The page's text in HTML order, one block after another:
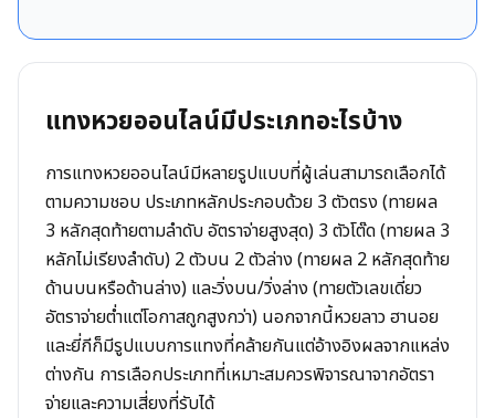
แทงหวยออนไลน์มีประเภทอะไรบ้าง
การแทงหวยออนไลน์มีหลายรูปแบบที่ผู้เล่นสามารถเลือกได้
ตามความชอบ ประเภทหลักประกอบด้วย 3 ตัวตรง (ทายผล
3 หลักสุดท้ายตามลำดับ อัตราจ่ายสูงสุด) 3 ตัวโต๊ด (ทายผล 3
หลักไม่เรียงลำดับ) 2 ตัวบน 2 ตัวล่าง (ทายผล 2 หลักสุดท้าย
ด้านบนหรือด้านล่าง) และวิ่งบน/วิ่งล่าง (ทายตัวเลขเดี่ยว
อัตราจ่ายต่ำแต่โอกาสถูกสูงกว่า) นอกจากนี้หวยลาว ฮานอย
และยี่กีก็มีรูปแบบการแทงที่คล้ายกันแต่อ้างอิงผลจากแหล่ง
ต่างกัน การเลือกประเภทที่เหมาะสมควรพิจารณาจากอัตรา
จ่ายและความเสี่ยงที่รับได้